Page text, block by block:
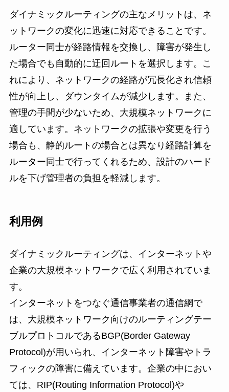
ダイナミックルーティングの主なメリットは、ネ
ットワークの変化に迅速に対応できることです。
ルーター同士が経路情報を交換し、障害が発生し
た場合でも自動的に迂回ルートを選択します。こ
れにより、ネットワークの経路が冗長化され信頼
性が向上し、ダウンタイムが減少します。また、
管理の手間が少ないため、大規模ネットワークに
適しています。ネットワークの拡張や変更を行う
場合も、静的ルートの場合とは異なり経路計算を
ルーター同士で行ってくれるため、設計のハード
ルを下げ管理者の負担を軽減します。
利用例
ダイナミックルーティングは、インターネットや
企業の大規模ネットワークで広く利用されていま
す。
インターネットをつなぐ通信事業者の通信網で
は、大規模ネットワーク向けのルーティングテー
ブルプロトコルであるBGP(Border Gateway
Protocol)が用いられ、インターネット障害やトラ
フィックの障害に備えています。企業の中におい
ては、RIP(Routing Information Protocol)や